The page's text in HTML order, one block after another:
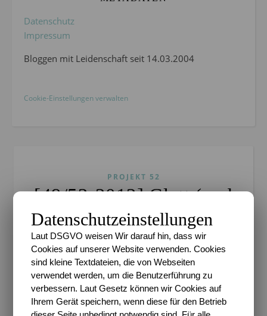
Datenschutz
Impressum
Bloggen mit Leidenschaft seit 14.03.2004
Cookie-Einstellungen verwalten
PROJEKT 52
[49/52-2012] Glatt (und
glänzend)
28. November 2012
Glatt und glänzend sind die Kugeln, die in ein paar
Tagen an unseren Baum kommen sollen.
Zerbrechlich und teilweise noch aus Uromas
Datenschutzeinstellungen
Laut DSGVO weisen Wir darauf hin, dass wir
Cookies auf unserer Website verwenden. Cookies
sind kleine Textdateien, die von Webseiten
verwendet werden, um die Benutzerführung zu
verbessern. Laut Gesetz können wir Cookies auf
Ihrem Gerät speichern, wenn diese für den Betrieb